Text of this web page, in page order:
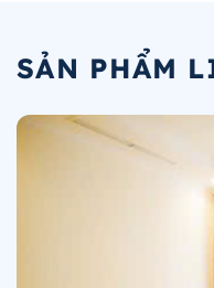
SẢN PHẨM